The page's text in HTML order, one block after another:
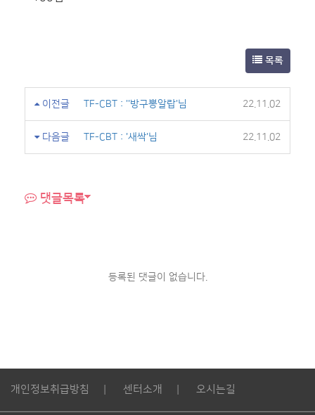
목록
이전글 TF-CBT : ''방구뽕알랍'님 22.11.02
다음글 TF-CBT : '새싹'님 22.11.02
댓글목록
등록된 댓글이 없습니다.
개인정보취급방침 센터소개 오시는길